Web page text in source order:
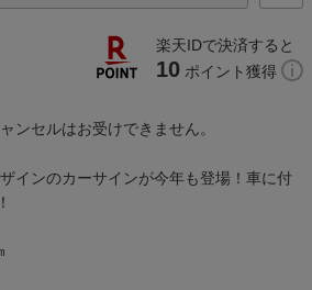
楽天IDで決済すると
10 ポイント獲得
ンセルはお受けできません。
インのカーサインが今年も登場！車に付